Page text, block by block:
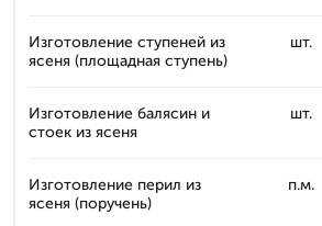
Изготовление ступеней из
ясеня (площадная ступень)
шт.
Изготовление балясин и
стоек из ясеня
шт.
Изготовление перил из
ясеня (поручень)
п.м.